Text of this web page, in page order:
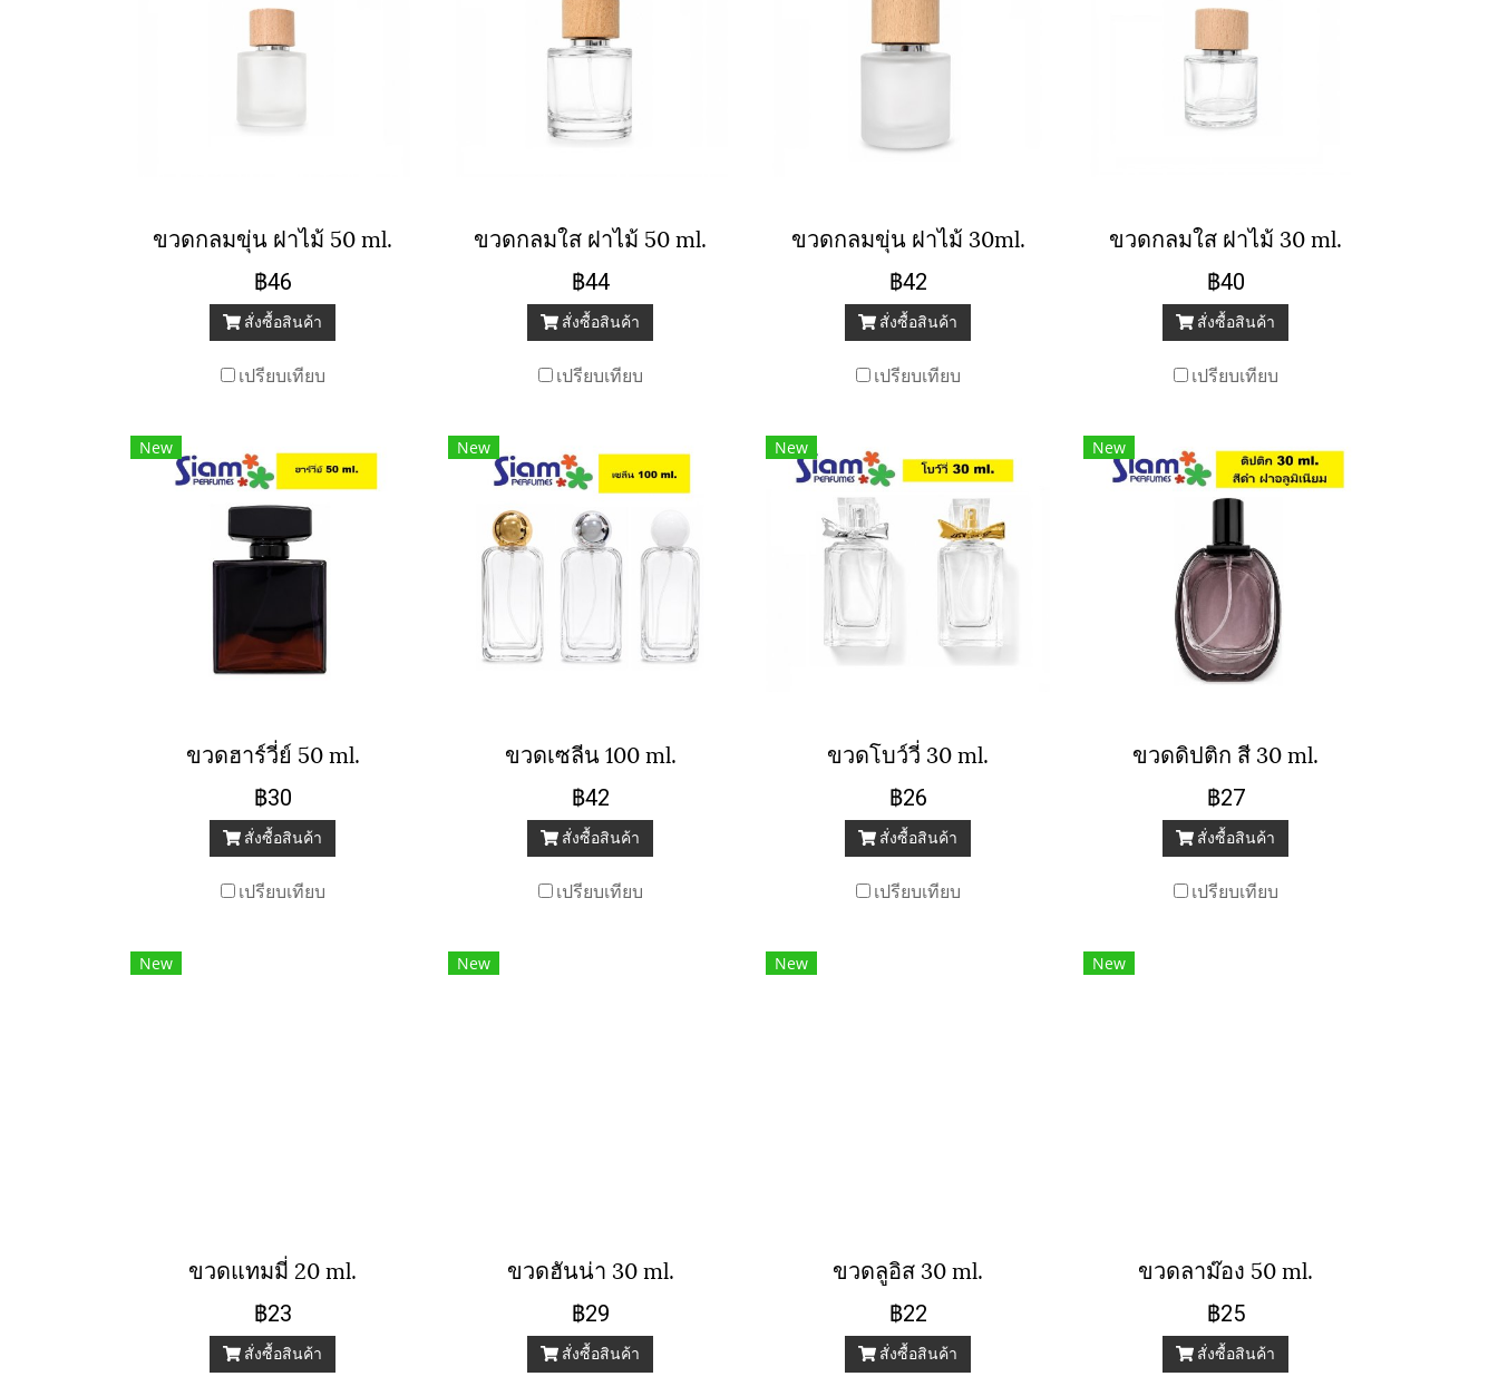
ขวดกลมขุ่น ฝาไม้ 50 ml.
฿46
สั่งซื้อสินค้า
เปรียบเทียบ
ขวดกลมใส ฝาไม้ 50 ml.
฿44
สั่งซื้อสินค้า
เปรียบเทียบ
ขวดกลมขุ่น ฝาไม้ 30ml.
฿42
สั่งซื้อสินค้า
เปรียบเทียบ
ขวดกลมใส ฝาไม้ 30 ml.
฿40
สั่งซื้อสินค้า
เปรียบเทียบ
New
ขวดฮาร์วี่ย์ 50 ml.
฿30
สั่งซื้อสินค้า
เปรียบเทียบ
New
ขวดเซลีน 100 ml.
฿42
สั่งซื้อสินค้า
เปรียบเทียบ
New
ขวดโบว์วี่ 30 ml.
฿26
สั่งซื้อสินค้า
เปรียบเทียบ
New
ขวดดิปติก สี 30 ml.
฿27
สั่งซื้อสินค้า
เปรียบเทียบ
New
ขวดแทมมี่ 20 ml.
฿23
สั่งซื้อสินค้า
New
ขวดฮันน่า 30 ml.
฿29
สั่งซื้อสินค้า
New
ขวดลูอิส 30 ml.
฿22
สั่งซื้อสินค้า
New
ขวดลาม๊อง 50 ml.
฿25
สั่งซื้อสินค้า